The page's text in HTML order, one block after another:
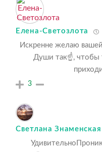
Елена-Светозлота
Искренне желаю
Души так☝️, чтобы
3
Светлана Знаменская